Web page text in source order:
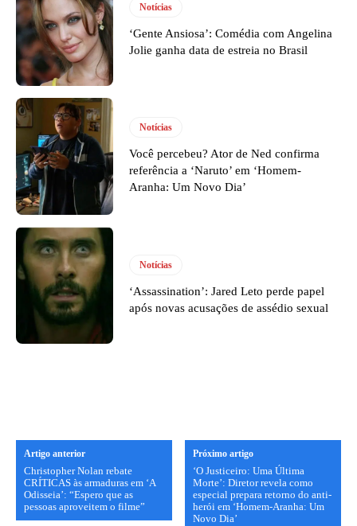
Notícias
‘Gente Ansiosa’: Comédia com Angelina
Jolie ganha data de estreia no Brasil
Notícias
Você percebeu? Ator de Ned confirma
referência a ‘Naruto’ em ‘Homem-
Aranha: Um Novo Dia’
Notícias
‘Assassination’: Jared Leto perde papel
após novas acusações de assédio sexual
Artigo anterior
Christopher Nolan rebate
CRÍTICAS às armaduras em ‘A
Odisseia’: “Espero que as
pessoas aproveitem o filme”
Próximo artigo
‘O Justiceiro: Uma Última
Morte’: Diretor revela como
especial prepara retorno do anti-
herói em ‘Homem-Aranha: Um
Novo Dia’